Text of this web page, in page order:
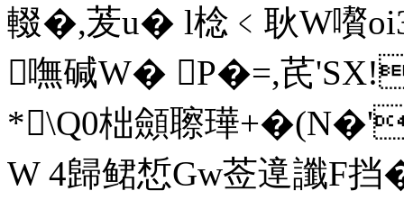
輟�,茇u� l棯﹤耿W嚽
嘸碱W� P�=,芪
*\Q0柮顩聺璍+�(N�'
W 4歸鲪惁Gw莶遧讖F